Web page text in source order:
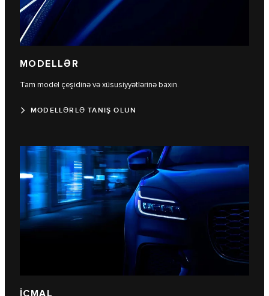
MODELLƏR
Tam model çeşidinə və xüsusiyyətlərinə baxın.
MODELLƏRLƏ TANIŞ OLUN